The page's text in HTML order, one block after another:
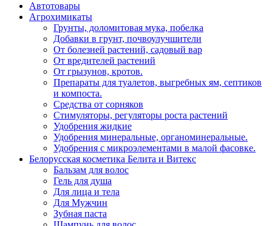
Автотовары
Агрохимикаты
Грунты, доломитовая мука, побелка
Добавки в грунт, почвоулучшители
От болезней растений, садовый вар
От вредителей растений
От грызунов, кротов.
Препараты для туалетов, выгребных ям, септиков
и компоста.
Средства от сорняков
Стимуляторы, регуляторы роста растений
Удобрения жидкие
Удобрения минеральные, органоминеральные.
Удобрения с микроэлементами в малой фасовке.
Белорусская косметика Белита и Витекс
Бальзам для волос
Гель для душа
Для лица и тела
Для Мужчин
Зубная паста